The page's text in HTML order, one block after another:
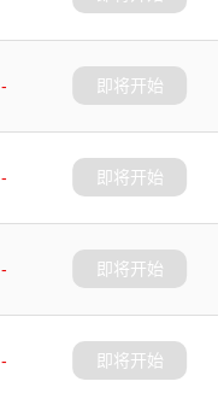
-
即将开始
-
即将开始
-
即将开始
-
即将开始